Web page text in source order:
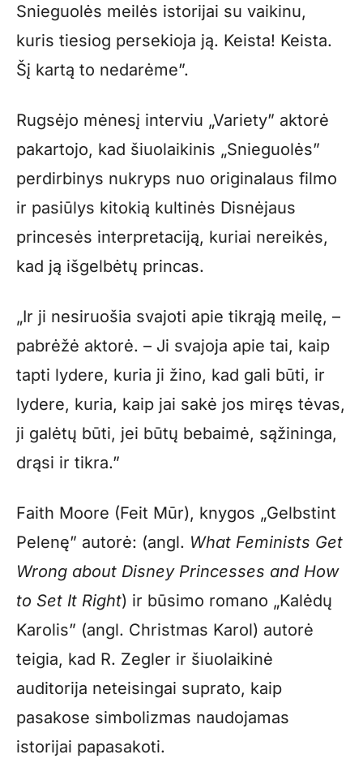
Snieguolės meilės istorijai su vaikinu,
kuris tiesiog persekioja ją. Keista! Keista.
Šį kartą to nedarėme”.
Rugsėjo mėnesį interviu „Variety” aktorė
pakartojo, kad šiuolaikinis „Snieguolės”
perdirbinys nukryps nuo originalaus filmo
ir pasiūlys kitokią kultinės Disnėjaus
princesės interpretaciją, kuriai nereikės,
kad ją išgelbėtų princas.
„Ir ji nesiruošia svajoti apie tikrąją meilę, –
pabrėžė aktorė. – Ji svajoja apie tai, kaip
tapti lydere, kuria ji žino, kad gali būti, ir
lydere, kuria, kaip jai sakė jos miręs tėvas,
ji galėtų būti, jei būtų bebaimė, sąžininga,
drąsi ir tikra.”
Faith Moore (Feit Mūr), knygos „Gelbstint
Pelenę” autorė: (angl. What Feminists Get
Wrong about Disney Princesses and How
to Set It Right) ir būsimo romano „Kalėdų
Karolis” (angl. Christmas Karol) autorė
teigia, kad R. Zegler ir šiuolaikinė
auditorija neteisingai suprato, kaip
pasakose simbolizmas naudojamas
istorijai papasakoti.